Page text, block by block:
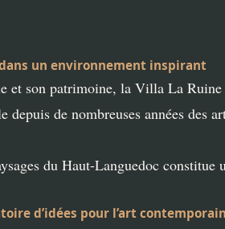
un environnement inspirant
et son patrimoine, la Villa La
de nombreuses années des
du Haut-Languedoc constitue
d’idées pour l’art contemporain